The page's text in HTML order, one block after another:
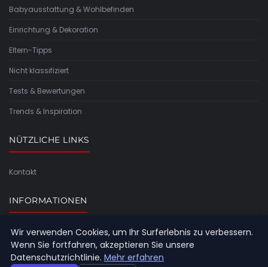
Babyausstattung & Wohlbefinden
Einrichtung & Dekoration
Eltern-Tipps
Nicht klassifiziert
Tests & Bewertungen
Trends & Inspiration
NÜTZLICHE LINKS
Kontakt
INFORMATIONEN
Seitenübersicht
Wir verwenden Cookies, um Ihr Surferlebnis zu verbessern.
Wenn Sie fortfahren, akzeptieren Sie unsere
Datenschutzrichtlinie. Mehr erfahren